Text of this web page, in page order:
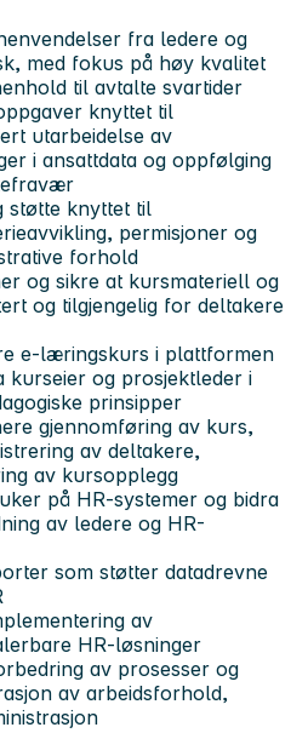
fra ledere og
med fokus på høy kvalitet
til avtalte svartider
knyttet til
utarbeidelse av
i ansattdata og oppfølging
støtte knyttet til
permisjoner og
forhold
og sikre at kursmateriell og
og tilgjengelig for deltakere
e-læringskurs i plattformen
kurseier og prosjektleder i
prinsipper
gjennomføring av kurs,
av deltakere,
av kursopplegg
på HR-systemer og bidra
av ledere og HR-
som støtter datadrevne
av
HR-løsninger
av prosesser og
av arbeidsforhold,